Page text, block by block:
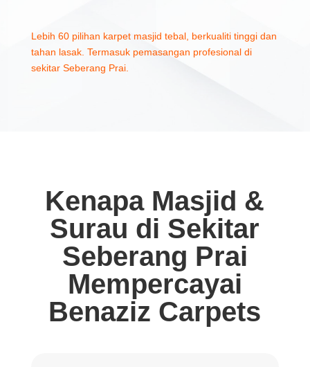
Lebih 60 pilihan karpet masjid tebal, berkualiti tinggi dan
tahan lasak. Termasuk pemasangan profesional di
sekitar Seberang Prai.
Kenapa Masjid &
Surau di Sekitar
Seberang Prai
Mempercayai
Benaziz Carpets